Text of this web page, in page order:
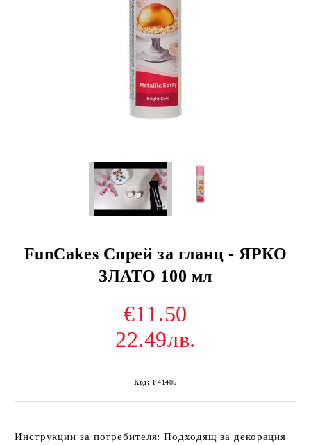
FunCakes Спрей за гланц - ЯРКО
ЗЛАТО 100 мл
€11.50
22.49лв.
Код: F41405
Инструкции за потребителя: Подходящ за декорация